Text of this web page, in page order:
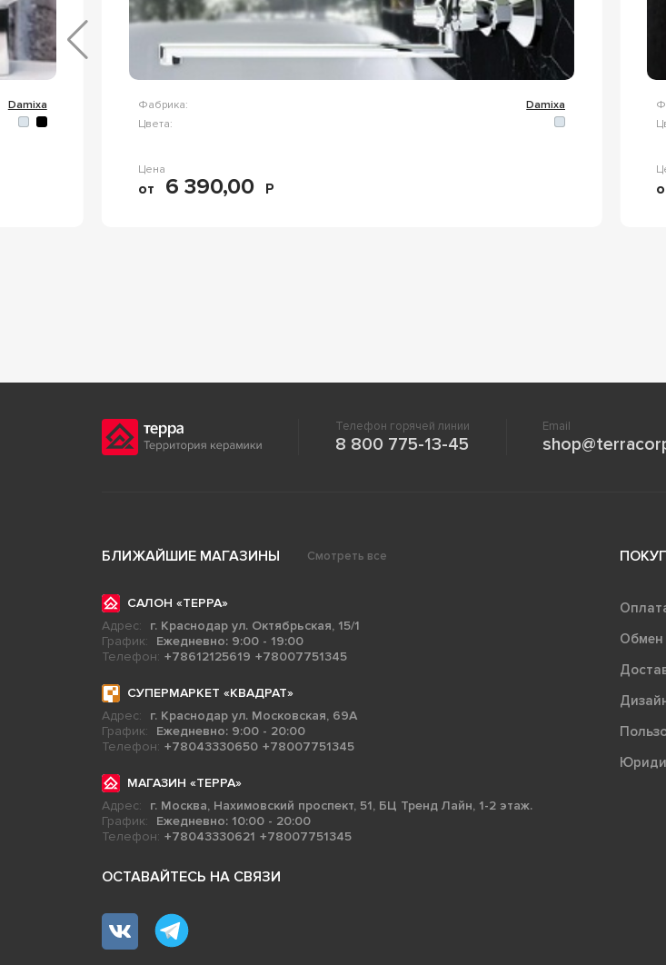
Damixa Фабрика:
Damixa
Цвета:
Цена
от 6 390,00 Р
Телефон горячей линии
8 800 775-13-45
Email
БЛИЖАЙШИЕ МАГАЗИНЫ Смотреть все
САЛОН «ТЕРРА»
Адрес:
г. Краснодар ул. Октябрьская, 15/1
График:
Ежедневно: 9:00 - 19:00
Телефон: +78612125619 +78007751345
СУПЕРМАРКЕТ «КВАДРАТ»
Адрес:
г. Краснодар ул. Московская, 69А
График:
Ежедневно: 9:00 - 20:00
Телефон: +78043330650 +78007751345
МАГАЗИН «ТЕРРА»
Адрес:
г. Москва, Нахимовский проспект, 51, БЦ Тренд Лайн, 1-2 этаж.
График:
Ежедневно: 10:00 - 20:00
Телефон: +78043330621 +78007751345
ОСТАВАЙТЕСЬ НА СВЯЗИ
Обмен